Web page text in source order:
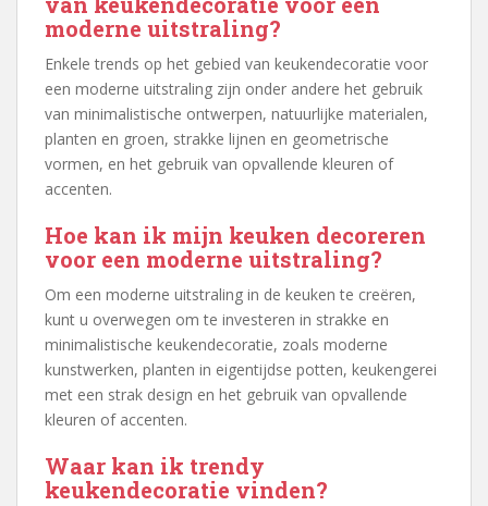
moderne uitstraling?
Enkele trends op het gebied van keukendecoratie voor
een moderne uitstraling zijn onder andere het gebruik
van minimalistische ontwerpen, natuurlijke materialen,
planten en groen, strakke lijnen en geometrische
vormen, en het gebruik van opvallende kleuren of
accenten.
Hoe kan ik mijn keuken decoreren
voor een moderne uitstraling?
Om een moderne uitstraling in de keuken te creëren,
kunt u overwegen om te investeren in strakke en
minimalistische keukendecoratie, zoals moderne
kunstwerken, planten in eigentijdse potten, keukengerei
met een strak design en het gebruik van opvallende
kleuren of accenten.
Waar kan ik trendy
keukendecoratie vinden?